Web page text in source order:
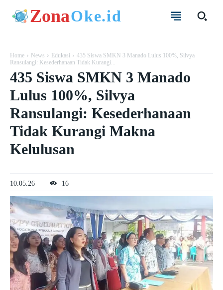
ZonaOke.id
Home News Edukasi
435 Siswa SMKN 3 Manado Lulus 100%, Silvya
Ransulangi: Kesederhanaan Tidak Kurangi...
435 Siswa SMKN 3 Manado
Lulus 100%, Silvya
Ransulangi: Kesederhanaan
Tidak Kurangi Makna
Kelulusan
10.05.26 16